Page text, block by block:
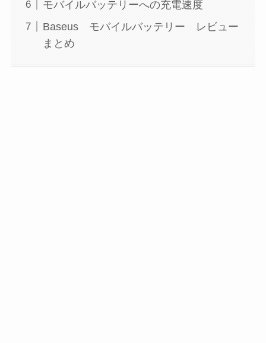
モバイルバッテリーへの充電速度
Baseus モバイルバッテリー レビュー
まとめ